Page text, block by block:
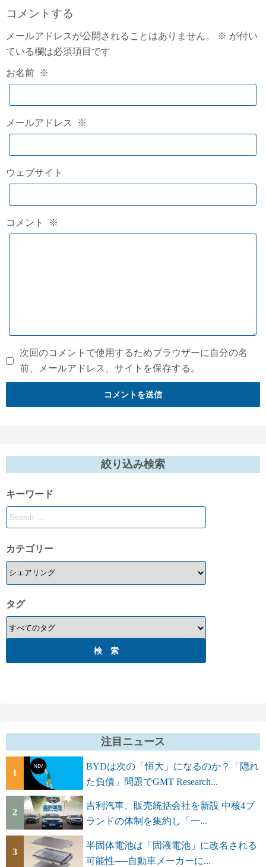
コメントする
メールアドレスが公開されることはありません。 ※ が付い
ている欄は必須項目です
お名前 ※
メールアドレス ※
ウェブサイト
コメント ※
次回のコメントで使用するためブラウザーに自分の名
前、メールアドレス、サイトを保存する。
絞り込み検索
キーワード
カテゴリー
タグ
注目ニュース
1
BYDは次の「恒大」になるのか？「隠れ
た負債」問題でGMT Research...
2
吉利汽車、販売統括会社を新設 中核4ブ
ランドの体制を集約し「一...
3
半固体電池は「固液電池」に改名される
可能性──自動車メーカーに...